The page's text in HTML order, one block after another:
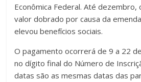
Econômica Federal. Até dezembro,
valor dobrado por causa da
elevou benefícios sociais.
O pagamento ocorrerá de 9 a 22
no dígito final do Número de
datas são as mesmas datas das